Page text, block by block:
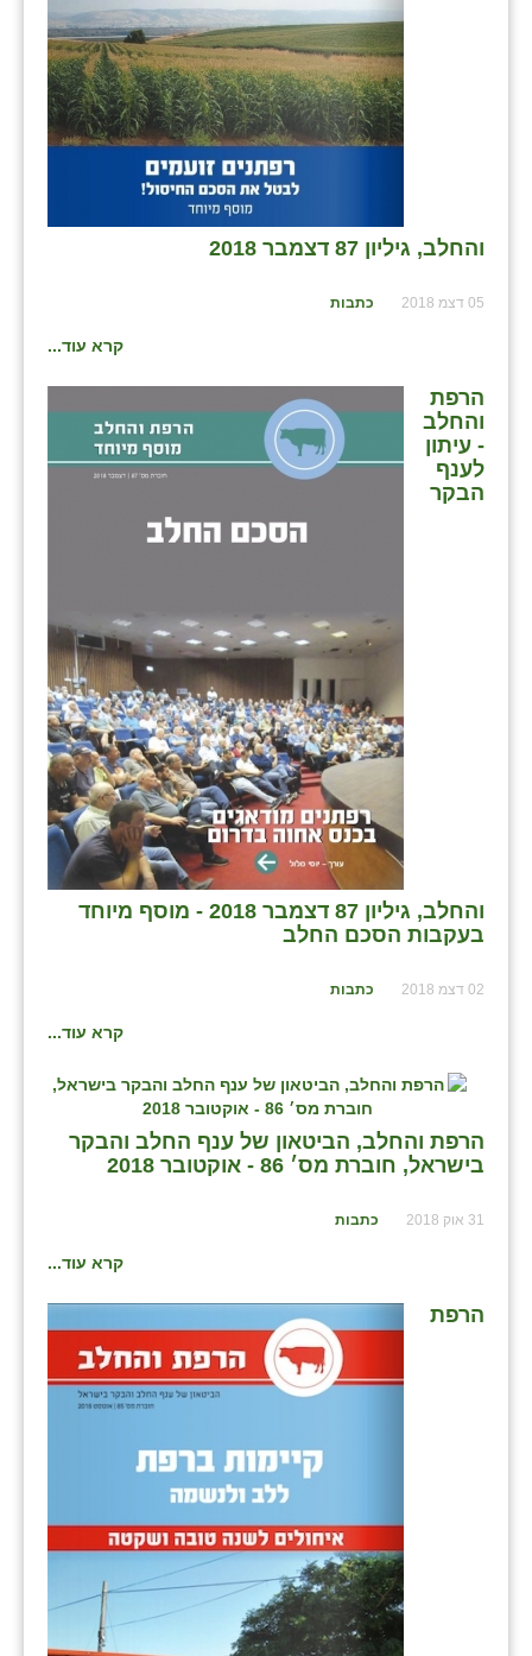
והחלב, גיליון 87 דצמבר 2018
05 דצמ 2018 כתבות
קרא עוד...
הרפת
והחלב
- עיתון
לענף
הבקר
והחלב, גיליון 87 דצמבר 2018 - מוסף מיוחד
בעקבות הסכם החלב
02 דצמ 2018 כתבות
קרא עוד...
הרפת והחלב, הביטאון של ענף החלב והבקר
בישראל, חוברת מס׳ 86 - אוקטובר 2018
31 אוק 2018 כתבות
קרא עוד...
הרפת